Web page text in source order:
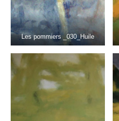
Les pommiers _030_Huile